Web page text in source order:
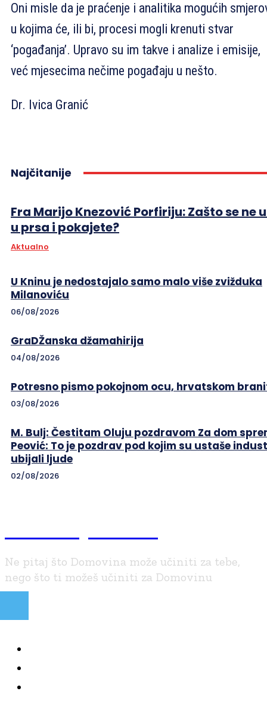
Oni misle da je praćenje i analitika mogućih
u kojima će, ili bi, procesi mogli krenuti stvar
‘pogađanja’. Upravo su im takve i analize i emisije,
već mjesecima nečime pogađaju u nešto.
Dr. Ivica Granić
Najčitanije
Fra Marijo Knezović Porfiriju: Zašto se ne
u prsa i pokajete?
Aktualno
U Kninu je nedostajalo samo malo više zvižduka
Milanoviću
06/08/2026
GraDŽanska džamahirija
04/08/2026
Potresno pismo pokojnom ocu, hrvatskom
03/08/2026
M. Bulj: Čestitam Oluju pozdravom Za dom
Peović: To je pozdrav pod kojim su ustaše
ubijali ljude
02/08/2026
Ne pitaj što Domovina može učiniti za tebe,
nego što ti možeš učiniti za Domovinu